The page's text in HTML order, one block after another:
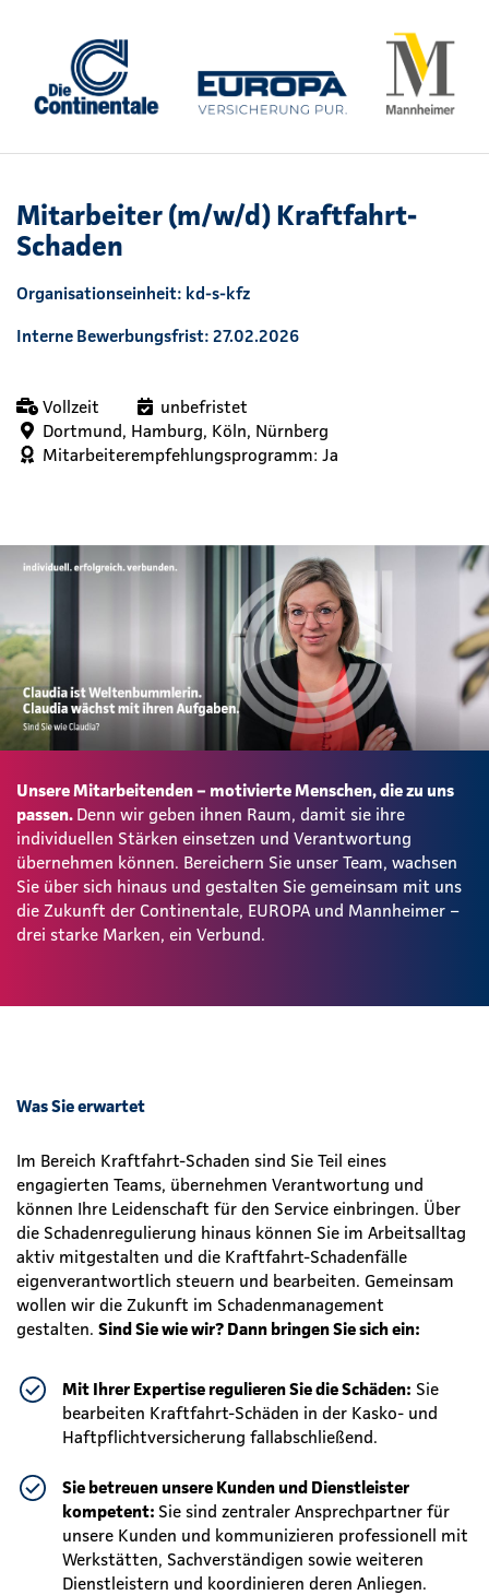
Mitarbeiter (m/w/d) Kraftfahrt-
Schaden
Organisationseinheit: kd-s-kfz
Interne Bewerbungsfrist: 27.02.2026
Vollzeit
unbefristet
Dortmund, Hamburg, Köln, Nürnberg
Mitarbeiterempfehlungsprogramm: Ja
Unsere Mitarbeitenden – motivierte Menschen, die zu uns
passen. Denn wir geben ihnen Raum, damit sie ihre
individuellen Stärken einsetzen und Verantwortung
übernehmen können. Bereichern Sie unser Team, wachsen
Sie über sich hinaus und gestalten Sie gemeinsam mit uns
die Zukunft der Continentale, EUROPA und Mannheimer –
drei starke Marken, ein Verbund.
Was Sie erwartet
Im Bereich Kraftfahrt-Schaden sind Sie Teil eines
engagierten Teams, übernehmen Verantwortung und
können Ihre Leidenschaft für den Service einbringen. Über
die Schadenregulierung hinaus können Sie im Arbeitsalltag
aktiv mitgestalten und die Kraftfahrt-Schadenfälle
eigenverantwortlich steuern und bearbeiten. Gemeinsam
wollen wir die Zukunft im Schadenmanagement
gestalten. Sind Sie wie wir? Dann bringen Sie sich ein:
Mit Ihrer Expertise regulieren Sie die Schäden: Sie
bearbeiten Kraftfahrt-Schäden in der Kasko- und
Haftpflichtversicherung fallabschließend.
Sie betreuen unsere Kunden und Dienstleister
kompetent: Sie sind zentraler Ansprechpartner für
unsere Kunden und kommunizieren professionell mit
Werkstätten, Sachverständigen sowie weiteren
Dienstleistern und koordinieren deren Anliegen.